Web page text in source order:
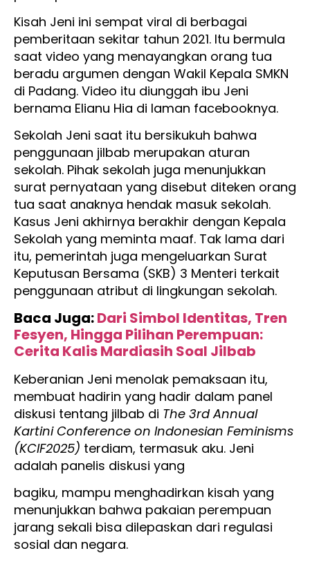
Kisah Jeni ini sempat viral di berbagai
pemberitaan sekitar tahun 2021. Itu bermula
saat video yang menayangkan orang tua
beradu argumen dengan Wakil Kepala SMKN
di Padang. Video itu diunggah ibu Jeni
bernama Elianu Hia di laman facebooknya.
Sekolah Jeni saat itu bersikukuh bahwa
penggunaan jilbab merupakan aturan
sekolah. Pihak sekolah juga menunjukkan
surat pernyataan yang disebut diteken orang
tua saat anaknya hendak masuk sekolah.
Kasus Jeni akhirnya berakhir dengan Kepala
Sekolah yang meminta maaf. Tak lama dari
itu, pemerintah juga mengeluarkan Surat
Keputusan Bersama (SKB) 3 Menteri terkait
penggunaan atribut di lingkungan sekolah.
Baca Juga:Dari Simbol Identitas, Tren
Fesyen, Hingga Pilihan Perempuan:
Cerita Kalis Mardiasih Soal Jilbab
Keberanian Jeni menolak pemaksaan itu,
membuat hadirin yang hadir dalam panel
diskusi tentang jilbab di The 3rd Annual
Kartini Conference on Indonesian Feminisms
(KCIF2025) terdiam, termasuk aku. Jeni
adalah panelis diskusi yang
bagiku, mampu menghadirkan kisah yang
menunjukkan bahwa pakaian perempuan
jarang sekali bisa dilepaskan dari regulasi
sosial dan negara.